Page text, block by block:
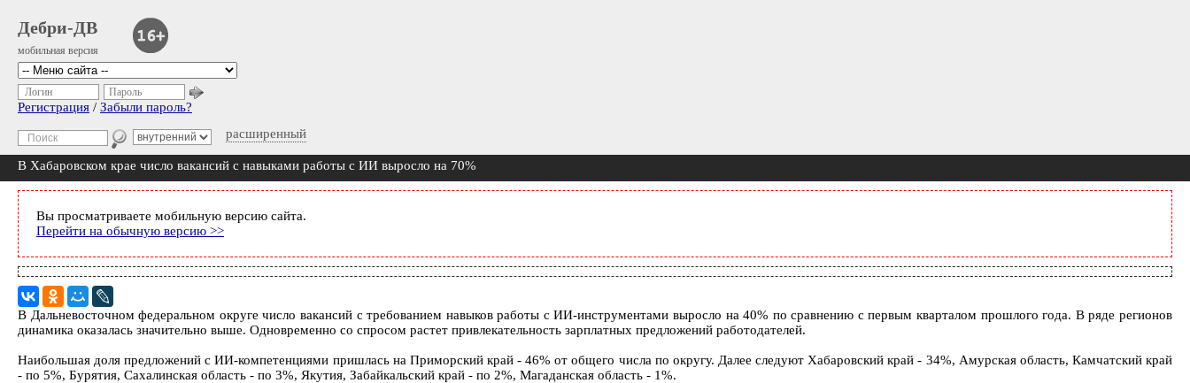
Дебри-ДВ
мобильная версия
расширенный
Логин Пароль
Регистрация / Забыли пароль?
В Хабаровском крае число вакансий с навыками работы с ИИ выросло на 70%
Вы просматриваете мобильную версию сайта.
Перейти на обычную версию >>
В Дальневосточном федеральном округе число вакансий с требованием навыков работы с ИИ-инструментами выросло на 40% по сравнению с первым кварталом прошлого года. В ряде регионов
динамика оказалась значительно выше. Одновременно со спросом растет привлекательность зарплатных предложений работодателей.
Наибольшая доля предложений с ИИ-компетенциями пришлась на Приморский край - 46% от общего числа по округу. Далее следуют Хабаровский край - 34%, Амурская область, Камчатский край
- по 5%, Бурятия, Сахалинская область - по 3%, Якутия, Забайкальский край - по 2%, Магаданская область - 1%.